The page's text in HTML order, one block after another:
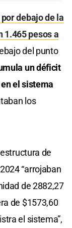
debajo de la
pesos a
del punto
un déficit
el sistema
los
de
“arrojaban
de 2882,27
de $1573,60
el sistema”,